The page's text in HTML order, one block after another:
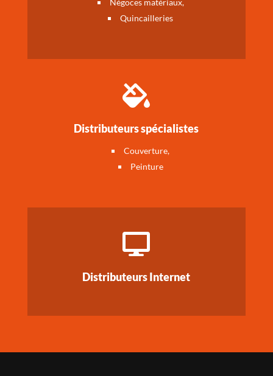
Négoces matériaux,
Quincailleries

Distributeurs spécialistes
Couverture,
Peinture

Distributeurs Internet